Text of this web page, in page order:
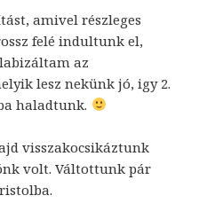
amivel részleges
felé indultunk el,
az
lesz nekünk jó, igy 2.
haladtunk.
visszakocsikáztunk
volt. Váltottunk pár